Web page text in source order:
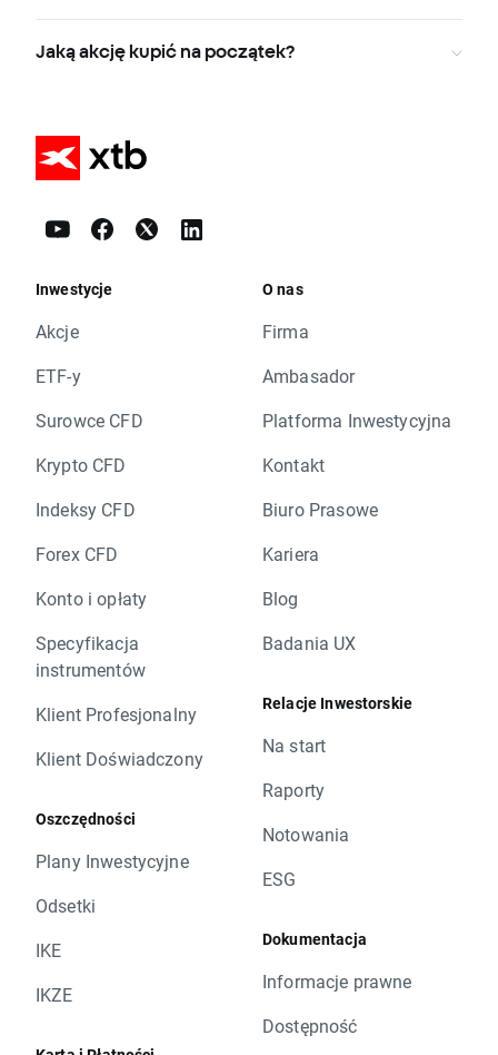
Jaką akcję kupić na początek?
Inwestycje
Akcje
ETF-y
Surowce CFD
Krypto CFD
Indeksy CFD
Forex CFD
Konto i opłaty
Specyfikacja
instrumentów
Klient Profesjonalny
Klient Doświadczony
Oszczędności
Plany Inwestycyjne
Odsetki
IKE
IKZE
O nas
Firma
Ambasador
Platforma Inwestycyjna
Kontakt
Biuro Prasowe
Kariera
Blog
Badania UX
Relacje Inwestorskie
Na start
Raporty
Notowania
ESG
Dokumentacja
Informacje prawne
Dostępność